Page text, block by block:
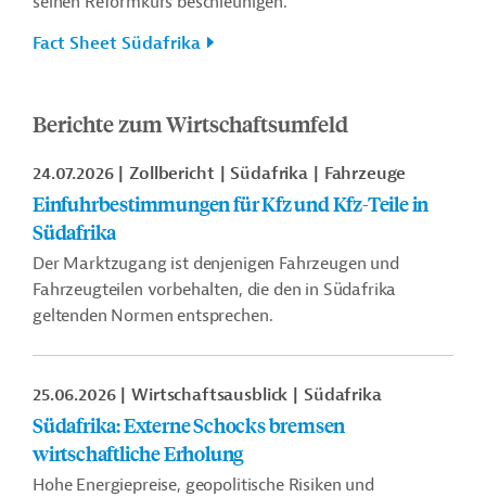
Fact Sheet Südafrika
Berichte zum Wirtschaftsumfeld
24.07.2026 Zollbericht Südafrika Fahrzeuge
Einfuhrbestimmungen für Kfz und Kfz-Teile in
Südafrika
Der Marktzugang ist denjenigen Fahrzeugen und
Fahrzeugteilen vorbehalten, die den in Südafrika
geltenden Normen entsprechen.
25.06.2026 Wirtschaftsausblick Südafrika
Südafrika: Externe Schocks bremsen
wirtschaftliche Erholung
Hohe Energiepreise, geopolitische Risiken und